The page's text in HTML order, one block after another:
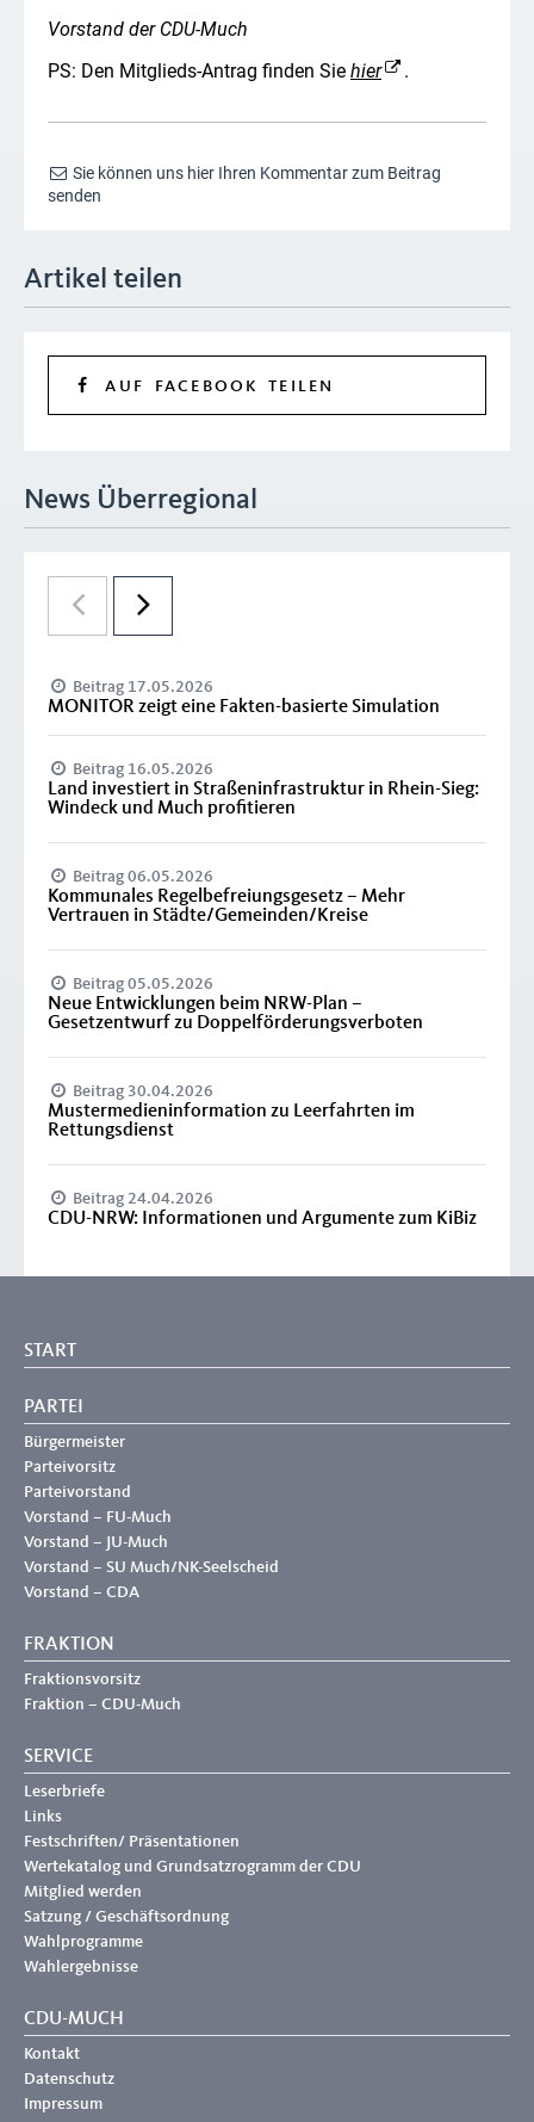
Vorstand der CDU-Much
PS: Den Mitglieds-Antrag finden Sie hier .
Sie können uns hier Ihren Kommentar zum Beitrag
senden
Artikel teilen
AUF FACEBOOK TEILEN
News Überregional
Beitrag 17.05.2026
MONITOR zeigt eine Fakten-basierte Simulation
Beitrag 16.05.2026
Land investiert in Straßeninfrastruktur in Rhein-Sieg:
Windeck und Much profitieren
Beitrag 06.05.2026
Kommunales Regelbefreiungsgesetz – Mehr
Vertrauen in Städte/Gemeinden/Kreise
Beitrag 05.05.2026
Neue Entwicklungen beim NRW-Plan –
Gesetzentwurf zu Doppelförderungsverboten
Beitrag 30.04.2026
Mustermedieninformation zu Leerfahrten im
Rettungsdienst
Beitrag 24.04.2026
CDU-NRW: Informationen und Argumente zum KiBiz
START
PARTEI
Bürgermeister
Parteivorsitz
Parteivorstand
Vorstand – FU-Much
Vorstand – JU-Much
Vorstand – SU Much/NK-Seelscheid
Vorstand – CDA
FRAKTION
Fraktionsvorsitz
Fraktion – CDU-Much
SERVICE
Leserbriefe
Links
Festschriften/ Präsentationen
Wertekatalog und Grundsatzrogramm der CDU
Mitglied werden
Satzung / Geschäftsordnung
Wahlprogramme
Wahlergebnisse
CDU-MUCH
Kontakt
Datenschutz
Impressum